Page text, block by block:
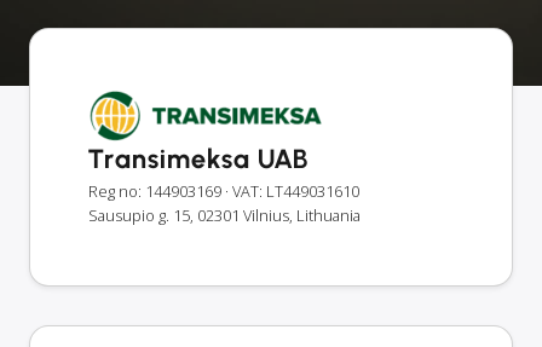
Transimeksa UAB
Reg no: 144903169 · VAT: LT449031610
Sausupio g. 15, 02301 Vilnius, Lithuania